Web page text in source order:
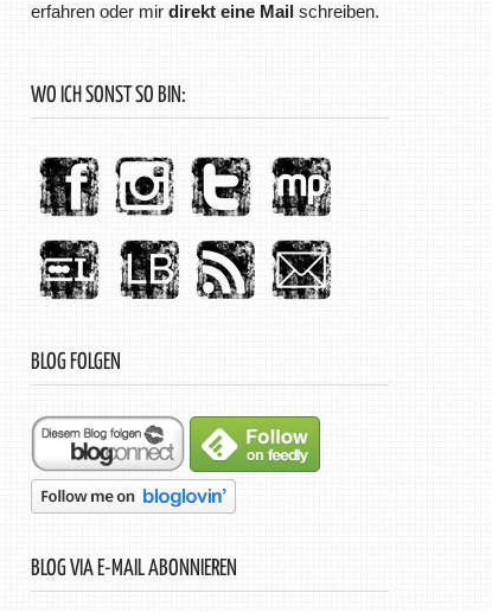
erfahren oder mirdirekt eine Mail schreiben.
WO ICH SONST SO BIN:
BLOG FOLGEN
BLOG VIA E-MAIL ABONNIEREN